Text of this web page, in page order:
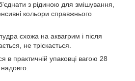
з рідиною для змішування,
кольори справжнього
схожа на аквагрим і після
не тріскається.
в практичній упаковці вагою 28